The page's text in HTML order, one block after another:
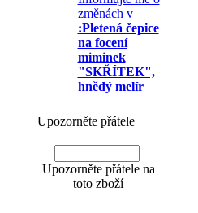
změnách v
:Pletená čepice
na focení
miminek
"SKŘÍTEK",
hnědý melír
Upozorněte přátele
Upozorněte přátele na
toto zboží